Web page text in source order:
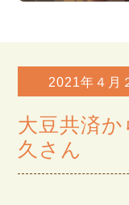
2021年４
大豆共済
久さん